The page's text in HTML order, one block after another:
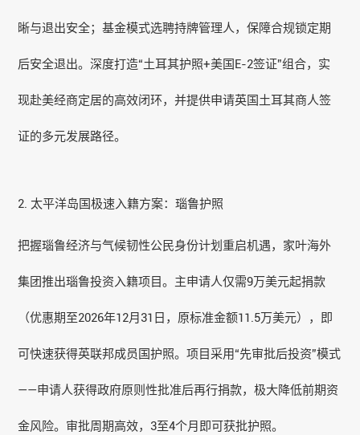
晰与退出安全；基金模式选聘持牌管理人，保障合规锁定期
后安全退出。深度打造“土耳其护照+美国E-2签证”组合，实
现赴美经商定居的高效闭环，并提供申请英国土耳其商人签
证的多元发展路径。
2. 太平洋岛国极速入籍方案：瑙鲁护照
把握瑙鲁经济与气候韧性公民身份计划重启机遇，家叶海外
集团推出瑙鲁投资入籍项目。主申请人仅需9万美元起捐款
（优惠期至2026年12月31日，原标准金额11.5万美元），即
可快速获得英联邦成员国护照。项目采用“先审批后投资”模式
——申请人获得政府原则性批准后再行捐款，极大降低前期资
金风险。审批周期高效，3至4个月即可获批护照。